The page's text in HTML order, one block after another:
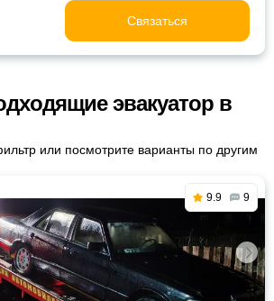
Связаться
эвакуатор в
или посмотрите варианты по другим
9.9 9